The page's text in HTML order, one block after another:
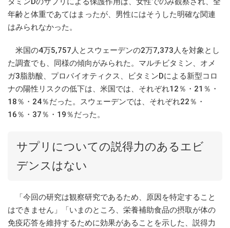
年齢と体重であてはまったが、男性にはそうした明確な関連
はみられなかった。
米国の4万5,757人とスウェーデンの2万7,373人を対象とし
た調査でも、同様の傾向がみられた。マルチビタミン、オメ
ガ3脂肪酸、プロバイオティクス、ビタミンDによる新型コロ
ナの陽性リスクの低下は、米国では、それぞれ12％・21％・
18％・24％だった。スウェーデンでは、それぞれ22％・
16％・37％・19％だった。
サプリについての説得力のあるエビ
デンスはない
「今回の研究は観察研究であるため、原因を特定すること
はできません」「いまのところ、栄養補助食品の摂取が体の
免疫応答を維持するために効果があることを示した、説得力